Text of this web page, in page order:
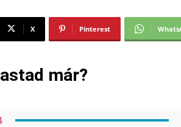
X Pinterest
már?